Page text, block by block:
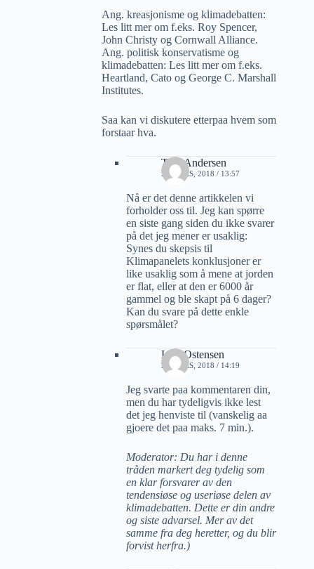
Ang. kreasjonisme og klimadebatten:
Les litt mer om f.eks. Roy Spencer,
John Christy og Cornwall Alliance.
Ang. politisk konservatisme og
klimadebatten: Les litt mer om f.eks.
Heartland, Cato og George C. Marshall
Institutes.
Saa kan vi diskutere etterpaa hvem som
forstaar hva.
Tore Andersen
21 MARS, 2018 / 13:57
Nå er det denne artikkelen vi
forholder oss til. Jeg kan spørre
en siste gang siden du ikke svarer
på det jeg mener er usaklig:
Synes du skepsis til
Klimapanelets konklusjoner er
like usaklig som å mene at jorden
er flat, eller at den er 6000 år
gammel og ble skapt på 6 dager?
Kan du svare på dette enkle
spørsmålet?
Lars Ostensen
21 MARS, 2018 / 14:19
Jeg svarte paa kommentaren din,
men du har tydeligvis ikke lest
det jeg henviste til (vanskelig aa
gjoere det paa maks. 7 min.).
Moderator: Du har i denne
tråden markert deg tydelig som
en klar forsvarer av den
tendensiøse og useriøse delen av
klimadebatten. Dette er din andre
og siste advarsel. Mer av det
samme fra deg heretter, og du blir
forvist herfra.)